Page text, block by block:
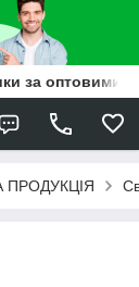
за оптовими
ПРОДУКЦІЯ